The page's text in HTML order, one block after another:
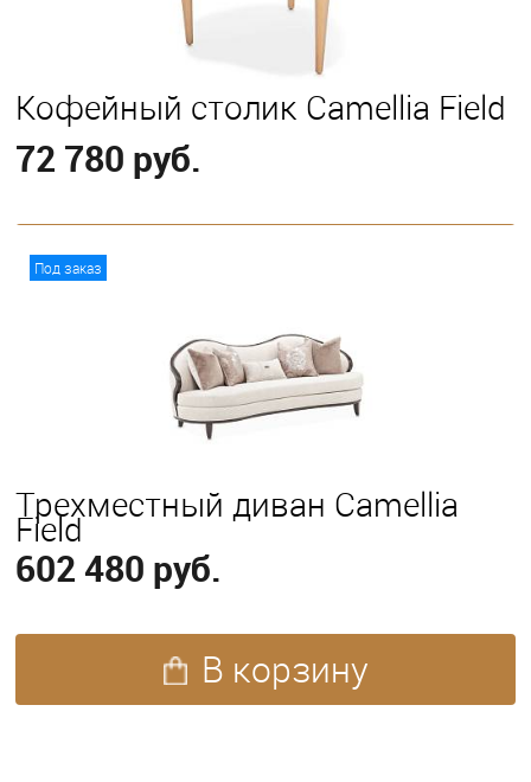
Кофейный столик Camellia Field
72 780 руб.
Под заказ
Трехместный диван Camellia
Field
602 480 руб.
В корзину